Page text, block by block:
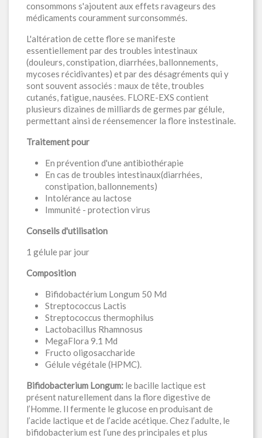
consommons s'ajoutent aux effets ravageurs des
médicaments couramment surconsommés.
L'altération de cette flore se manifeste
essentiellement par des troubles intestinaux
(douleurs, constipation, diarrhées, ballonnements,
mycoses récidivantes) et par des désagréments qui y
sont souvent associés : maux de tête, troubles
cutanés, fatigue, nausées. FLORE-EXS contient
plusieurs dizaines de milliards de germes par gélule,
permettant ainsi de réensemencer la flore instestinale.
Traitement pour
En prévention d'une antibiothérapie
En cas de troubles intestinaux(diarrhées,
constipation, ballonnements)
Intolérance au lactose
Immunité - protection virus
Conseils d'utilisation
1 gélule par jour
Composition
Bifidobactérium Longum 50 Md
Streptococcus Lactis
Streptococcus thermophilus
Lactobacillus Rhamnosus
MegaFlora 9.1 Md
Fructo oligosaccharide
Gélule végétale (HPMC).
Bifidobacterium Longum: le bacille lactique est
présent naturellement dans la flore digestive de
l’Homme. Il fermente le glucose en produisant de
l’acide lactique et de l’acide acétique. Chez l’adulte, le
bifidobacterium est l’une des principales et plus